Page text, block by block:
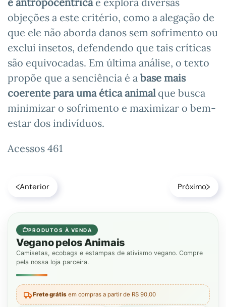
objeções a este critério, como a alegação de
que ele não aborda danos sem sofrimento ou
exclui insetos, defendendo que tais críticas
são equivocadas. Em última análise, o texto
propõe que a senciência é a base mais
coerente para uma ética animalque busca
minimizar o sofrimento e maximizar o bem-
estar dos indivíduos.
Acessos 461
Anterior Próximo
PRODUTOS À VENDA
Vegano pelos Animais
Camisetas, ecobags e estampas de ativismo vegano. Compre
pela nossa loja parceira.
Frete grátis em compras a partir de R$ 90,00